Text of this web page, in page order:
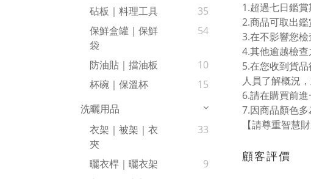
砧板｜料理工具
35
保鮮盒罐｜保鮮
袋
54
防油貼｜擋油板
10
杯碗｜保溫杯
15
洗曬用品
衣架｜被架｜衣
夾
33
曬衣桿｜曬衣架
9
1.超過七日鑑賞
2.商品可取出
3.在不影響您
4.其他逾越檢
5.在您收到貨
人員了解概況
6.請在購買前
7.因商品顏色
【請尊重智慧
顧客評價